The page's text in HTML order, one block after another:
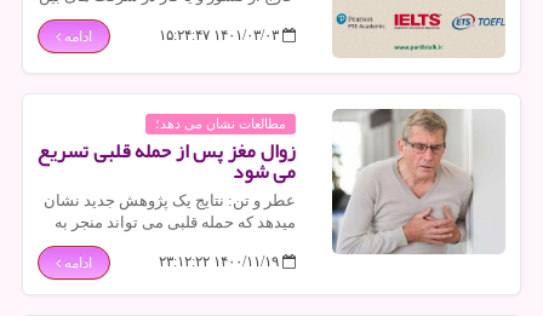
المللی را داشته باشید به راحتی
می‌توانید با شرکت در کلاس آیلتس خود
۱۴۰۱/۰۳/۰۳ ۱۵:۲۴:۴۷ ادامه
مطالعات نشان می دهد؛
زوال مغز پس از حمله قلبی تسریع
می شود
عطر و تن: نتایج یک پژوهش جدید نشان
میدهد که حمله قلبی می تواند منجر به
تسریع زوال ذهنی در طول سالها شود.
۱۴۰۰/۱۱/۱۹ ۲۳:۱۲:۲۲ ادامه